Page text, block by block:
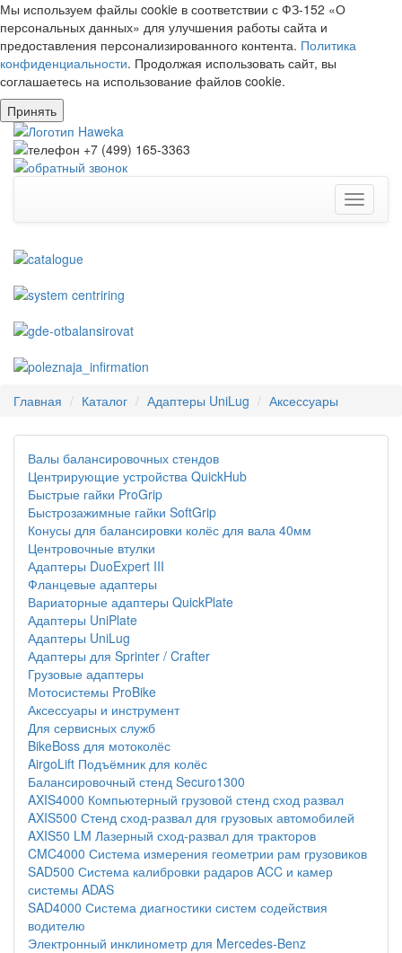
Мы используем файлы cookie в соответствии с ФЗ-152 «О
персональных данных» для улучшения работы сайта и
предоставления персонализированного контента. Политика
конфиденциальности. Продолжая использовать сайт, вы
соглашаетесь на использование файлов cookie.
Принять
Toggle
Главная Каталог Адаптеры UniLug Аксессуары
Валы балансировочных стендов
Центрирующие устройства QuickHub
Быстрые гайки ProGrip
Быстрозажимные гайки SoftGrip
Конусы для балансировки колёс для вала 40мм
Центровочные втулки
Адаптеры DuoExpert III
Фланцевые адаптеры
Вариаторные адаптеры QuickPlate
Адаптеры UniPlate
Адаптеры UniLug
Адаптеры для Sprinter / Crafter
Грузовые адаптеры
Мотосистемы ProBike
Аксессуары и инструмент
Для сервисных служб
BikeBoss для мотоколёс
AirgoLift Подъёмник для колёс
Балансировочный стенд Securo1300
AXIS4000 Компьютерный грузовой стенд сход развал
AXIS500 Стенд сход-развал для грузовых автомобилей
AXIS50 LM Лазерный сход-развал для тракторов
CMC4000 Система измерения геометрии рам грузовиков
SAD500 Система калибровки радаров ACC и камер
системы ADAS
SAD4000 Система диагностики систем содействия
водителю
Электронный инклинометр для Mercedes-Benz